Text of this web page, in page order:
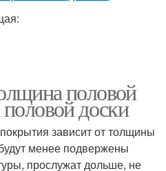
половой
доски
зависит от толщины
менее подвержены
прослужат дольше, не